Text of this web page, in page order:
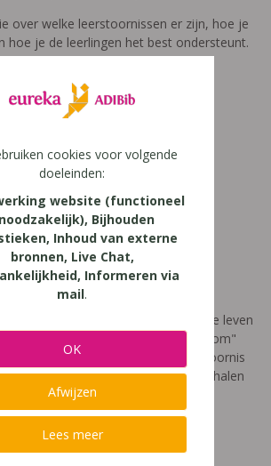
over welke leerstoornissen er zijn, hoe je
hoe je de leerlingen het best ondersteunt.
DOM
gemaakt die toont hoe het is om te leven
De film met als titel: "Ik heet niet dom"
tonen dat de impact van een leerstoornis
wat je ziet in de klas. Je hoort verhalen
en ouders.
cookies voor volgende
doeleinden:
website (functioneel
Bijhouden
Inhoud van externe
bronnen, Live Chat,
Informeren via
mail.
OK
Afwijzen
Lees meer